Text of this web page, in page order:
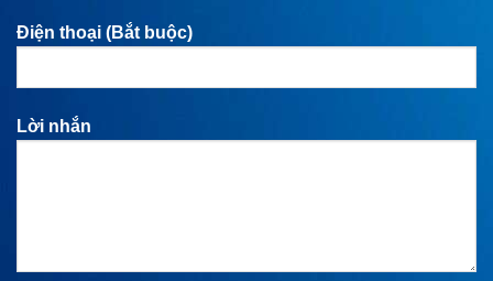
Điện thoại (Bắt buộc)
Lời nhắn